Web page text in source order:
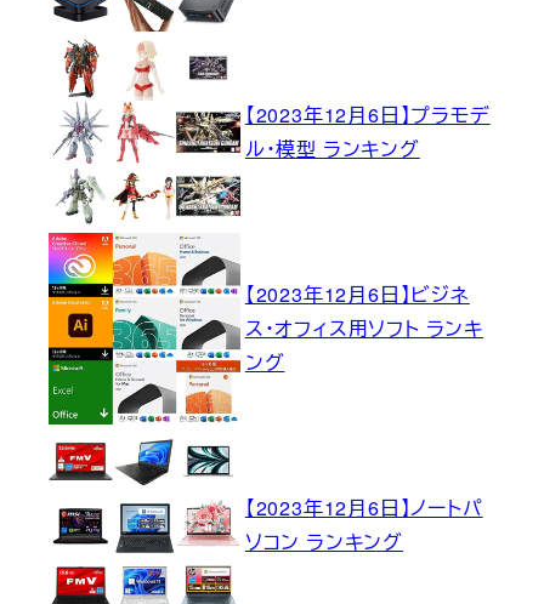
【2023年12月6日】プラモデ
ル・模型 ランキング
【2023年12月6日】ビジネ
ス・オフィス用ソフト ランキ
ング
【2023年12月6日】ノートパ
ソコン ランキング